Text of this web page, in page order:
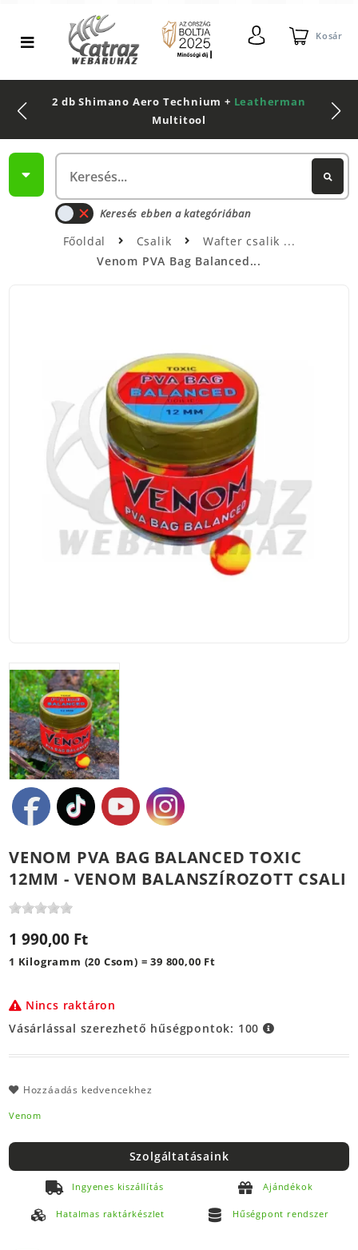
Kosár
2 db Shimano Aero Technium + Leatherman
Multitool
Keresés ebben a kategóriában
Főoldal Csalik
Wafter csalik
Venom PVA Bag Balanced...
VENOM PVA BAG BALANCED TOXIC
12MM - VENOM BALANSZÍROZOTT CSALI
1 990,00 Ft
1 Kilogramm (20 Csom) = 39 800,00 Ft
Nincs raktáron
Vásárlással szerezhető hűségpontok: 100
Hozzáadás kedvencekhez
Venom
Szolgáltatásaink
Ingyenes kiszállítás Ajándékok
Hatalmas raktárkészlet Hűségpont rendszer